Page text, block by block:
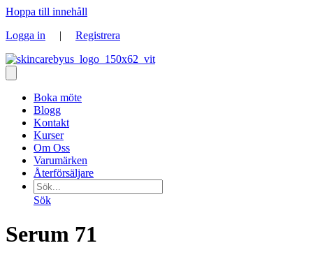
Hoppa till innehåll
Logga in | Registrera
Boka möte
Blogg
Kontakt
Kurser
Om Oss
Varumärken
Återförsäljare
Sök
Serum 71